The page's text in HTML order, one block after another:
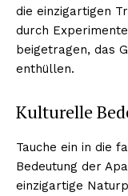
die einzigartigen
durch
beigetragen, das
enthüllen.
Kulturelle
Tauche ein in die
Bedeutung der
einzigartige